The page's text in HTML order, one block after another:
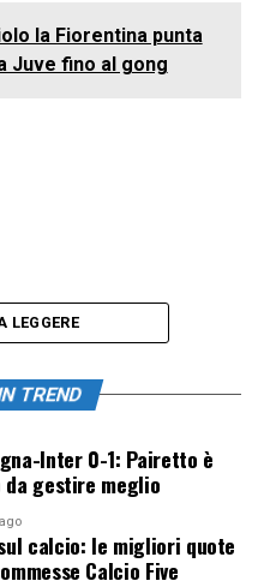
la Fiorentina punta
Juve fino al gong
LEGGERE
TREND
Inter 0-1: Pairetto è
da gestire meglio
calcio: le migliori quote
Calcio Five